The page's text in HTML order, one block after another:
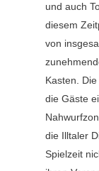
und auch
diesem
von
Kasten.
die Gäste
die Illtaler
Spielzeit